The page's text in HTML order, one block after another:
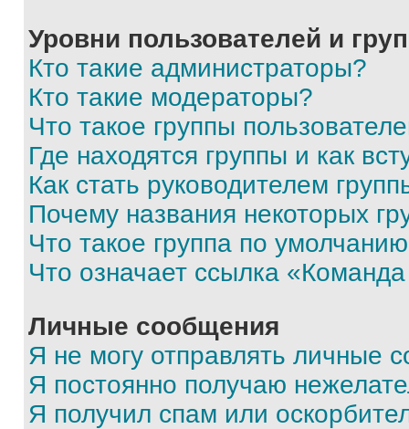
Уровни пользователей и
Кто такие администраторы?
Кто такие модераторы?
Что такое группы
Где находятся группы и как
Как стать руководителем
Почему названия некоторых
Что такое группа по
Что означает ссылка
Личные сообщения
Я не могу отправлять личные
Я постоянно получаю
Я получил спам или